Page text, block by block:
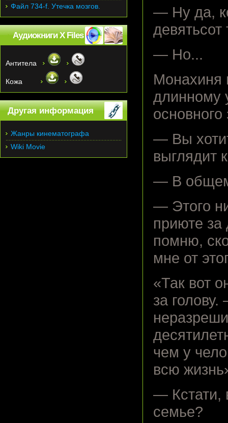
— Ну да,
— Но...
Монахиня
длинному
— Вы
выглядит
— В
— Этого
приюте за
помню,
мне от
«Так вот
за
чем у
всю
— Кстати,
семье?
Файл 734-f. Утечка мозгов.
Аудиокниги X Files
Антитела
Кожа
Другая информация
Жанры кинематографа
Wiki Movie